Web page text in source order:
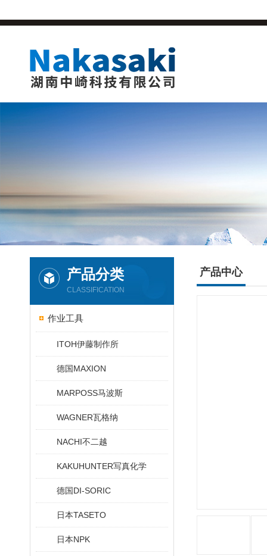
产品分类
CLASSIFICATION
作业工具
ITOH伊藤制作所
德国MAXION
MARPOSS马波斯
WAGNER瓦格纳
NACHI不二越
KAKUHUNTER写真化学
德国DI-SORIC
日本TASETO
日本NPK
产品中心